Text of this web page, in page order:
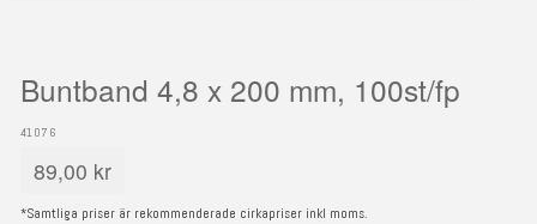
Buntband 4,8 x 200 mm, 100st/fp
41076
89,00 kr
*Samtliga priser är rekommenderade cirkapriser inkl moms.